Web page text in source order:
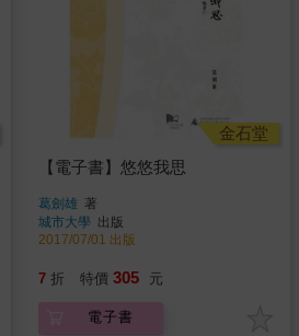
金石堂
【電子書】悠悠我思
葛劍雄 著
城市大學 出版
2017/07/01 出版
7 折 特價 305 元
電子書